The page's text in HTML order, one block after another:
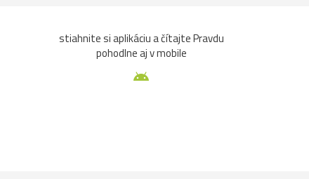
stiahnite si aplikáciu a čítajte Pravdu
pohodlne aj v mobile